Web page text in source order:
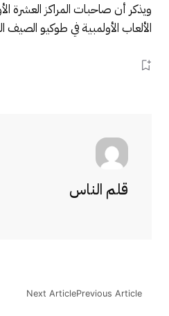
ويذكر أن صاحبات المراكز العشرة
الألعاب الأولمبية في طوكيو الصيف
قلم الناس
Previous Article
Next Article